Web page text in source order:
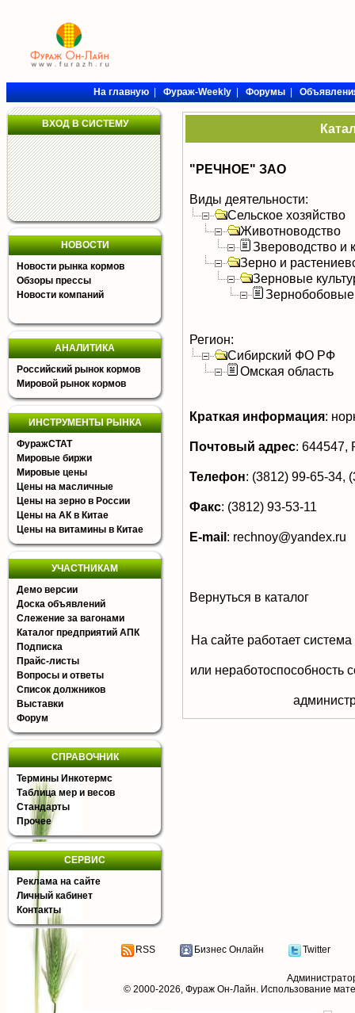
На главную|Фураж-Weekly|Форумы|
ВХОД В СИСТЕМУ
НОВОСТИ
Новости рынка кормов
Обзоры прессы
Новости компаний
АНАЛИТИКА
Российский рынок кормов
Мировой рынок кормов
ИНСТРУМЕНТЫ РЫНКА
ФуражСТАТ
Мировые биржи
Мировые цены
Цены на масличные
Цены на зерно в России
Цены на АК в Китае
Цены на витамины в Китае
УЧАСТНИКАМ
Демо версии
Доска объявлений
Слежение за вагонами
Каталог предприятий АПК
Подписка
Прайс-листы
Вопросы и ответы
Список должников
Выставки
Форум
СПРАВОЧНИК
Термины Инкотермс
Таблица мер и весов
Стандарты
Прочее
СЕРВИС
Реклама на сайте
Личный кабинет
Контакты
"РЕЧНОЕ" ЗАО
Виды деятельности:
Сельское хозяйство
Животноводство
Звероводство и
Зерно и
Зерновые
Зернобобовые
Регион:
Сибирский ФО РФ
Омская область
Краткая информация:
Почтовый адрес: 644547,
Телефон: (3812) 99-65-34,
Факс: (3812) 93-53-11
E-mail: rechnoy@yandex.ru
Вернуться в каталог
На сайте работает
или неработоспособность
RSS Бизнес Онлайн Twitter
© 2000-2026, Фураж Он-Лайн. Использование